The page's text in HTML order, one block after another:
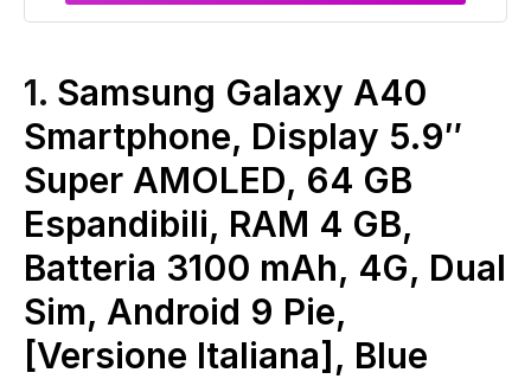
1. Samsung Galaxy A40
Smartphone, Display 5.9″
Super AMOLED, 64 GB
Espandibili, RAM 4 GB,
Batteria 3100 mAh, 4G, Dual
Sim, Android 9 Pie,
[Versione Italiana], Blue